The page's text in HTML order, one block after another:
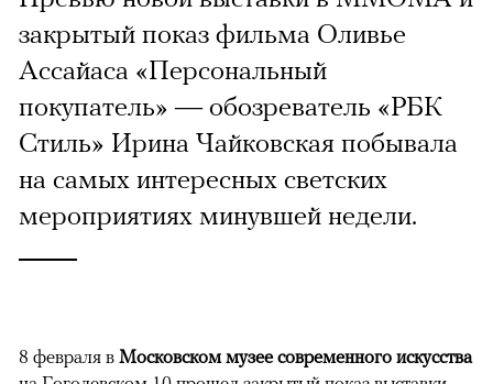
закрытый показ фильма Оливье
Ассайаса «Персональный
покупатель» — обозреватель «РБК
Стиль» Ирина Чайковская побывала
на самых интересных светских
мероприятиях минувшей недели.
8 февраля в Московском музее современного искусства